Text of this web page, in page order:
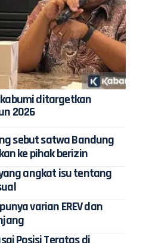
ditargetkan
2026
sebut satwa Bandung
ke pihak berizin
angkat isu tentang
varian EREV dan